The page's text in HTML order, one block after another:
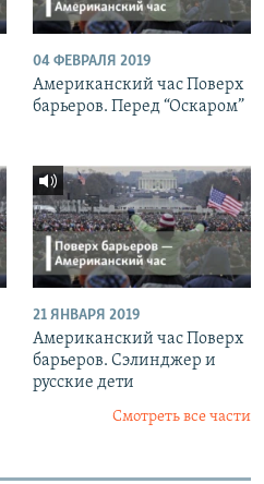
04 ФЕВРАЛЯ 2019
Американский час Поверх
барьеров. Перед “Оскаром”
21 ЯНВАРЯ 2019
Американский час Поверх
барьеров. Сэлинджер и
русские дети
Смотреть все части